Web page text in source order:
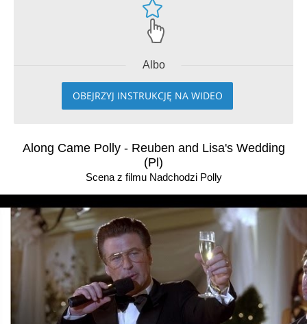
Albo
OBEJRZYJ INSTRUKCJĘ NA WIDEO
Along Came Polly - Reuben and Lisa's Wedding
(Pl)
Scena z filmu Nadchodzi Polly